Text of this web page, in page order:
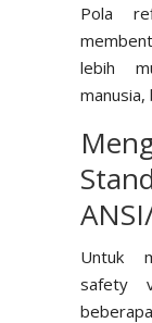
Pola
lebih
manusia,
Untuk
safety